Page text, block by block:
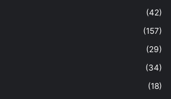
(42)
(157)
(29)
(34)
(18)